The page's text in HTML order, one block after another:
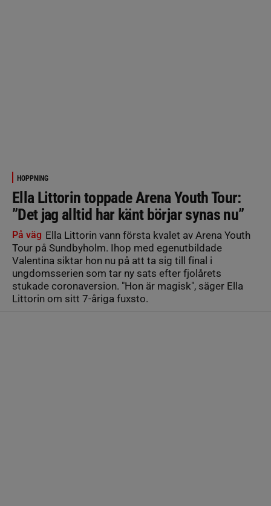
HOPPNING
Ella Littorin toppade Arena Youth Tour:
”Det jag alltid har känt börjar synas nu”
På väg Ella Littorin vann första kvalet av Arena Youth
Tour på Sundbyholm. Ihop med egenutbildade
Valentina siktar hon nu på att ta sig till final i
ungdomsserien som tar ny sats efter fjolårets
stukade coronaversion. "Hon är magisk", säger Ella
Littorin om sitt 7-åriga fuxsto.